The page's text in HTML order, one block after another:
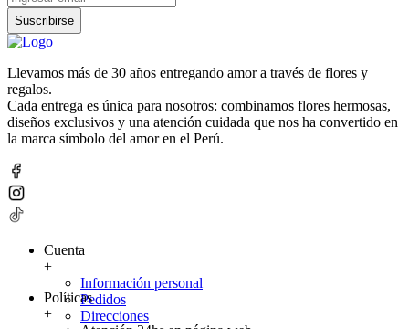
Suscribirse
Llevamos más de 30 años entregando amor a través de flores y
regalos.
Cada entrega es única para nosotros: combinamos flores hermosas,
diseños exclusivos y una atención cuidada que nos ha convertido en
la marca símbolo del amor en el Perú.
Cuenta
+
Información personal
Pedidos
Direcciones
Políticas
+